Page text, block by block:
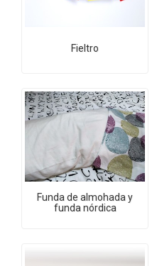
Fieltro
Funda de almohada y
funda nórdica